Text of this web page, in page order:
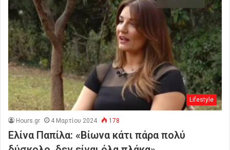
Lifestyle
Hours.gr 4 Μαρτίου 2024 178
Ελίνα Παπίλα: «Βίωνα κάτι πάρα πολύ